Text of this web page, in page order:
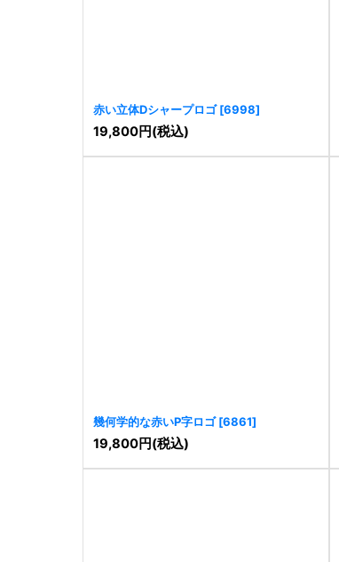
赤い立体Dシャープロゴ [6998]
19,800円(税込)
幾何学的な赤いP字ロゴ [6861]
19,800円(税込)